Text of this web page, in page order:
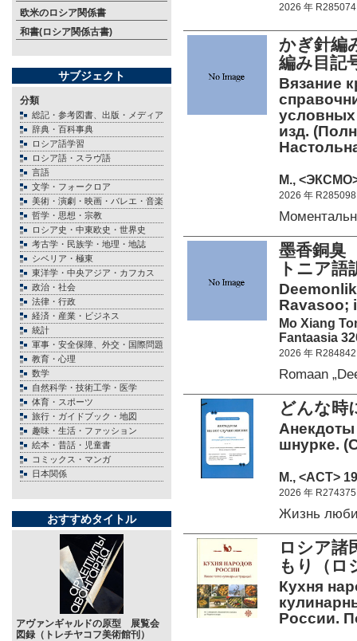
欧米のロシア関係書
和書(ロシア関係古書)
サブジェクト
分類
総記・参考図書、出版・メディア
辞典・百科事典
ロシア語学習
ロシア語・スラヴ語
言語
文学・フォークロア
美術・演劇・映画・バレエ・音楽
哲学・思想・宗教
ロシア史・中東欧史・世界史
考古学・民族学・地理・地誌
シベリア・極東
東洋学・中央アジア・カフカス
政治・社会
法律・行政
経済・産業・ビジネス
統計
軍事・安全保障、外交・国際問題
教育・心理
数学
自然科学・技術工学・医学
体育・スポーツ
旅行・ガイドブック・地図
趣味・生活・ファッション
絵本・昔話・児童書
コミックス・マンガ
日本関係
おすすめタイトル
アヴァンギャルドの原型 展覧会
図録（トレチヤコフ美術館刊）
2026 年 R285074
かぎ針
編み目記
Вязание
условных
изд.
М.,
2026 年 R285098
墨香銅
トニア語
Ravasoo;
Mo Xiang
Fantaasia
2026 年 R284842
Romaan
どんな時
Анекдоты
шнурке.
М., <АСТ>
2026 年 R274375
Жизнь
ロシア諸
もり（ロ
Кухня
России.